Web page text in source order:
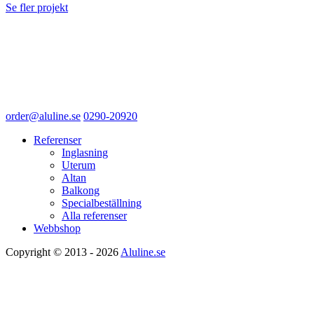
Se fler projekt
order@aluline.se 0290-20920
Referenser
Inglasning
Uterum
Altan
Balkong
Specialbeställning
Alla referenser
Webbshop
Copyright © 2013 - 2026 Aluline.se